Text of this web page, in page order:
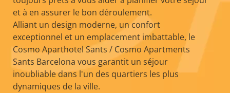
et à en assurer le bon déroulement.
Alliant un design moderne, un confort
exceptionnel et un emplacement imbattable, le
Cosmo Aparthotel Sants / Cosmo Apartments
Sants Barcelona vous garantit un séjour
inoubliable dans l'un des quartiers les plus
dynamiques de la ville.